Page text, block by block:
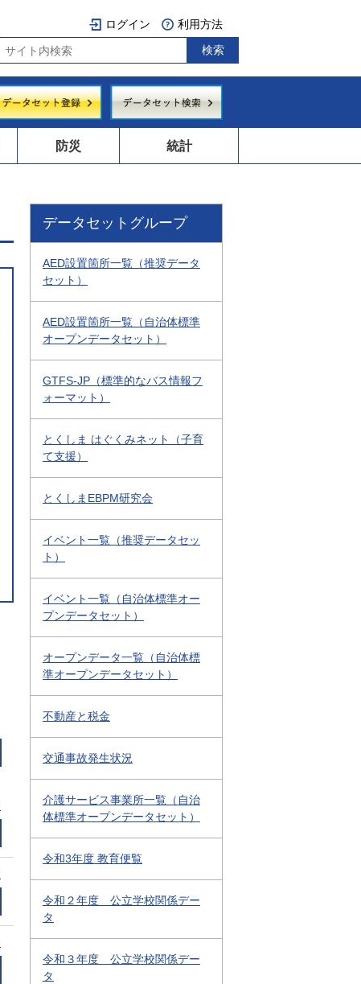
ログイン 利用方法
防災 統計
データセットグループ
AED設置箇所一覧（推奨データ
セット）
AED設置箇所一覧（自治体標準
オープンデータセット）
GTFS-JP（標準的なバス情報フ
ォーマット）
とくしま はぐくみネット（子育
て支援）
とくしまEBPM研究会
イベント一覧（推奨データセッ
ト）
イベント一覧（自治体標準オー
プンデータセット）
オープンデータ一覧（自治体標
準オープンデータセット）
不動産と税金
交通事故発生状況
介護サービス事業所一覧（自治
体標準オープンデータセット）
令和3年度 教育便覧
令和２年度 公立学校関係デー
タ
令和３年度 公立学校関係デー
タ